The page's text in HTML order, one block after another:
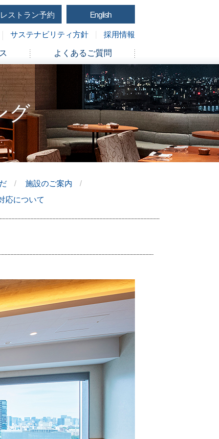
レストラン予約 English
サステナビリティ方針 採用情報
よくあるご質問
グ
施設のご案内
応について